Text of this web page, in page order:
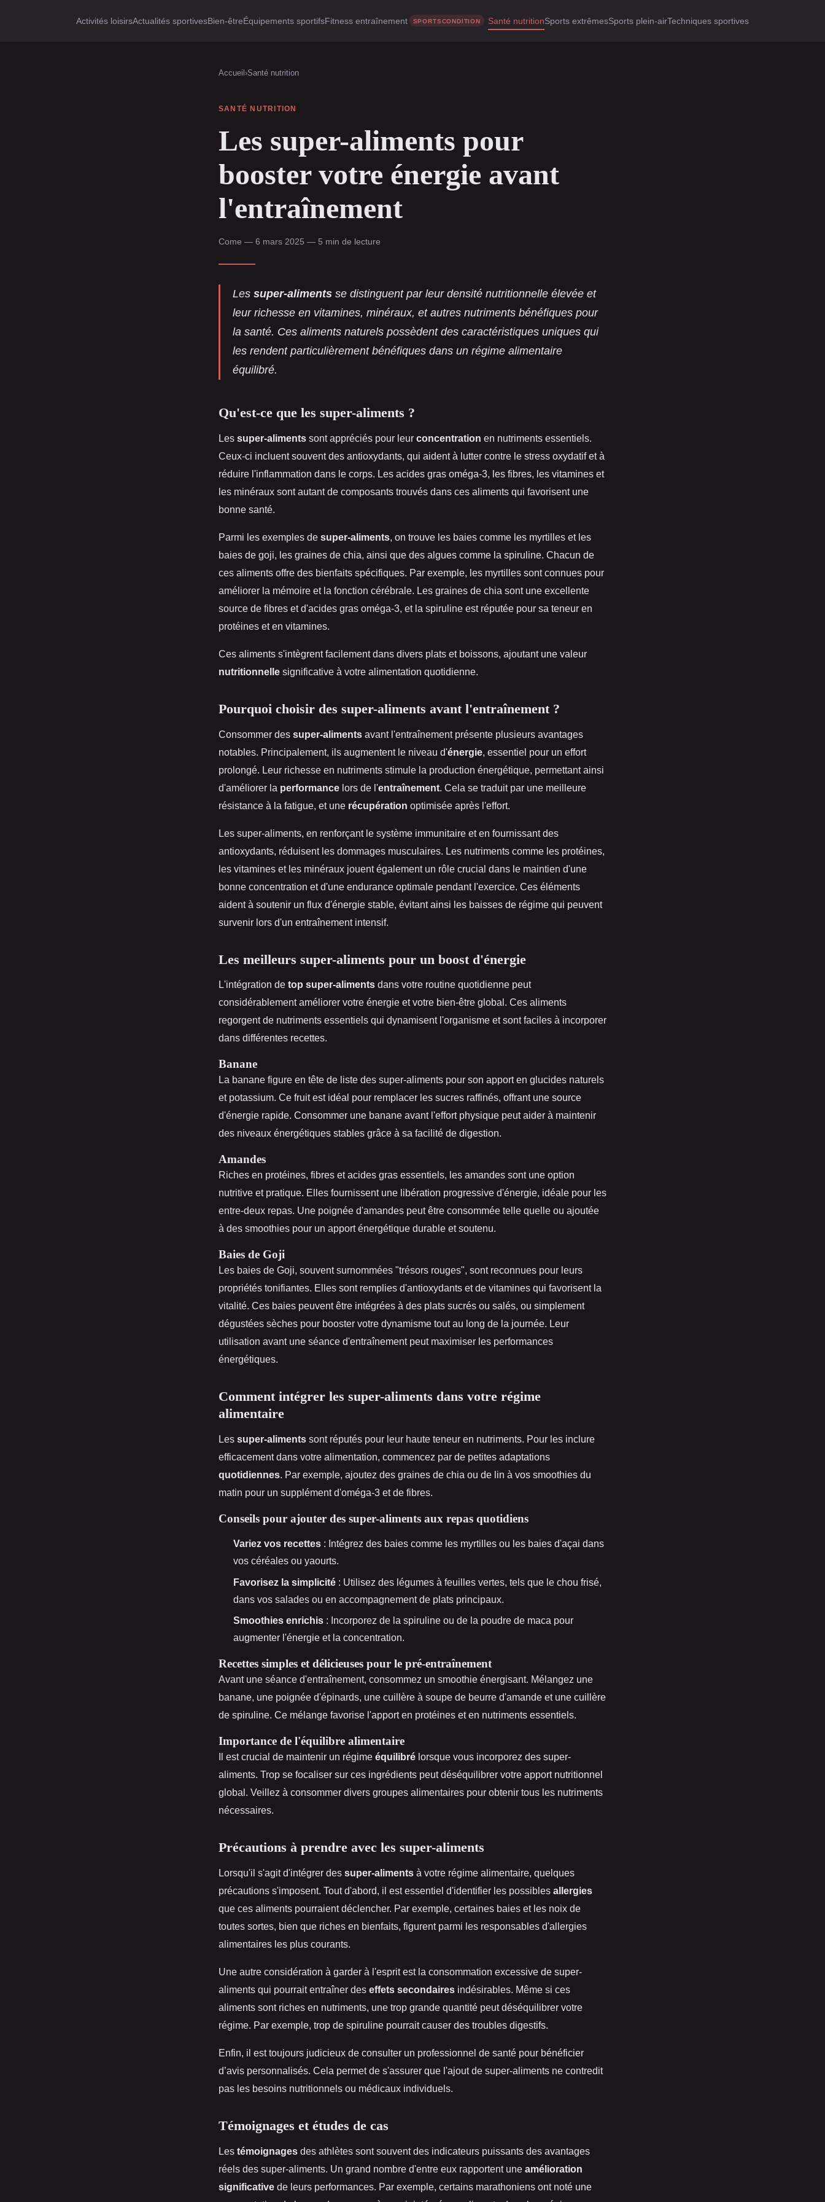
Activités loisirsActualités sportivesBien-êtreÉquipements sportifsFitness entraînement Santé nutritionSports extrêmesSports plein-airTechniques sportives
Accueil ›Santé nutrition
SANTÉ NUTRITION
Les super-aliments pour
booster votre énergie avant
l'entraînement
Come — 6 mars 2025 — 5 min de lecture
Les super-aliments se distinguent par leur densité nutritionnelle élevée et
leur richesse en vitamines, minéraux, et autres nutriments bénéfiques pour
la santé. Ces aliments naturels possèdent des caractéristiques uniques qui
les rendent particulièrement bénéfiques dans un régime alimentaire
équilibré.
Qu'est-ce que les super-aliments ?
Les super-aliments sont appréciés pour leur concentration en nutriments essentiels.
Ceux-ci incluent souvent des antioxydants, qui aident à lutter contre le stress oxydatif et à
réduire l'inflammation dans le corps. Les acides gras oméga-3, les fibres, les vitamines et
les minéraux sont autant de composants trouvés dans ces aliments qui favorisent une
bonne santé.
Parmi les exemples de super-aliments, on trouve les baies comme les myrtilles et les
baies de goji, les graines de chia, ainsi que des algues comme la spiruline. Chacun de
ces aliments offre des bienfaits spécifiques. Par exemple, les myrtilles sont connues pour
améliorer la mémoire et la fonction cérébrale. Les graines de chia sont une excellente
source de fibres et d'acides gras oméga-3, et la spiruline est réputée pour sa teneur en
protéines et en vitamines.
Ces aliments s'intègrent facilement dans divers plats et boissons, ajoutant une valeur
nutritionnelle significative à votre alimentation quotidienne.
Pourquoi choisir des super-aliments avant l'entraînement ?
Consommer des super-aliments avant l'entraînement présente plusieurs avantages
notables. Principalement, ils augmentent le niveau d'énergie , essentiel pour un effort
prolongé. Leur richesse en nutriments stimule la production énergétique, permettant ainsi
d'améliorer la performance lors de l'entraînement . Cela se traduit par une meilleure
résistance à la fatigue, et une récupération optimisée après l'effort.
Les super-aliments, en renforçant le système immunitaire et en fournissant des
antioxydants, réduisent les dommages musculaires. Les nutriments comme les protéines,
les vitamines et les minéraux jouent également un rôle crucial dans le maintien d'une
bonne concentration et d'une endurance optimale pendant l'exercice. Ces éléments
aident à soutenir un flux d'énergie stable, évitant ainsi les baisses de régime qui peuvent
survenir lors d'un entraînement intensif.
Les meilleurs super-aliments pour un boost d'énergie
L'intégration de top super-aliments dans votre routine quotidienne peut
considérablement améliorer votre énergie et votre bien-être global. Ces aliments
regorgent de nutriments essentiels qui dynamisent l'organisme et sont faciles à incorporer
dans différentes recettes.
Banane
La banane figure en tête de liste des super-aliments pour son apport en glucides naturels
et potassium. Ce fruit est idéal pour remplacer les sucres raffinés, offrant une source
d'énergie rapide. Consommer une banane avant l'effort physique peut aider à maintenir
des niveaux énergétiques stables grâce à sa facilité de digestion.
Amandes
Riches en protéines, fibres et acides gras essentiels, les amandes sont une option
nutritive et pratique. Elles fournissent une libération progressive d'énergie, idéale pour les
entre-deux repas. Une poignée d'amandes peut être consommée telle quelle ou ajoutée
à des smoothies pour un apport énergétique durable et soutenu.
Baies de Goji
Les baies de Goji, souvent surnommées "trésors rouges", sont reconnues pour leurs
propriétés tonifiantes. Elles sont remplies d'antioxydants et de vitamines qui favorisent la
vitalité. Ces baies peuvent être intégrées à des plats sucrés ou salés, ou simplement
dégustées sèches pour booster votre dynamisme tout au long de la journée. Leur
utilisation avant une séance d'entraînement peut maximiser les performances
énergétiques.
Comment intégrer les super-aliments dans votre régime
alimentaire
Les super-aliments sont réputés pour leur haute teneur en nutriments. Pour les inclure
efficacement dans votre alimentation, commencez par de petites adaptations
quotidiennes. Par exemple, ajoutez des graines de chia ou de lin à vos smoothies du
matin pour un supplément d'oméga-3 et de fibres.
Conseils pour ajouter des super-aliments aux repas quotidiens
Variez vos recettes : Intégrez des baies comme les myrtilles ou les baies d'açai dans
vos céréales ou yaourts.
Favorisez la simplicité : Utilisez des légumes à feuilles vertes, tels que le chou frisé,
dans vos salades ou en accompagnement de plats principaux.
Smoothies enrichis : Incorporez de la spiruline ou de la poudre de maca pour
augmenter l'énergie et la concentration.
Recettes simples et délicieuses pour le pré-entraînement
Avant une séance d'entraînement, consommez un smoothie énergisant. Mélangez une
banane, une poignée d'épinards, une cuillère à soupe de beurre d'amande et une cuillère
de spiruline. Ce mélange favorise l'apport en protéines et en nutriments essentiels.
Importance de l'équilibre alimentaire
Il est crucial de maintenir un régime équilibré lorsque vous incorporez des super-
aliments. Trop se focaliser sur ces ingrédients peut déséquilibrer votre apport nutritionnel
global. Veillez à consommer divers groupes alimentaires pour obtenir tous les nutriments
nécessaires.
Précautions à prendre avec les super-aliments
Lorsqu'il s'agit d'intégrer des super-aliments à votre régime alimentaire, quelques
précautions s'imposent. Tout d'abord, il est essentiel d'identifier les possibles allergies
que ces aliments pourraient déclencher. Par exemple, certaines baies et les noix de
toutes sortes, bien que riches en bienfaits, figurent parmi les responsables d'allergies
alimentaires les plus courants.
Une autre considération à garder à l'esprit est la consommation excessive de super-
aliments qui pourrait entraîner des effets secondaires indésirables. Même si ces
aliments sont riches en nutriments, une trop grande quantité peut déséquilibrer votre
régime. Par exemple, trop de spiruline pourrait causer des troubles digestifs.
Enfin, il est toujours judicieux de consulter un professionnel de santé pour bénéficier
d’avis personnalisés. Cela permet de s'assurer que l'ajout de super-aliments ne contredit
pas les besoins nutritionnels ou médicaux individuels.
Témoignages et études de cas
Les témoignages des athlètes sont souvent des indicateurs puissants des avantages
réels des super-aliments. Un grand nombre d'entre eux rapportent une amélioration
significative de leurs performances. Par exemple, certains marathoniens ont noté une